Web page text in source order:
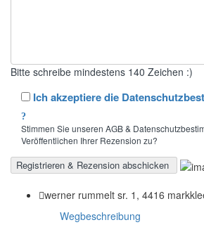
Bitte schreibe mindestens 140 Zeichen :)
Ich akzeptiere die
Stimmen Sie unseren AGB &
Veröffentlichen Ihrer Rezension zu?
werner rummelt sr. 1, 4416
Wegbeschreibung